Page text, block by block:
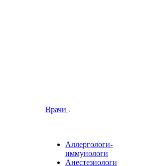
Врачи
Аллергологи-
иммунологи
Анестезиологи